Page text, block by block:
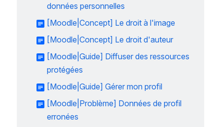
données personnelles
[Moodle|Concept] Le droit à l'image
[Moodle|Concept] Le droit d'auteur
[Moodle|Guide] Diffuser des ressources
protégées
[Moodle|Guide] Gérer mon profil
[Moodle|Problème] Données de profil
erronées